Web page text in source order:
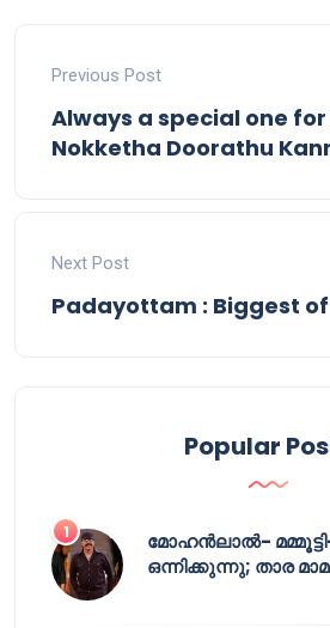
Previous Post
Always a special one
Nokketha Doorathu
Next Post
Padayottam : Biggest
Popular
മോഹൻലാൽ- മമ്മൂട്ടി-
ഒന്നിക്കുന്നു; താര